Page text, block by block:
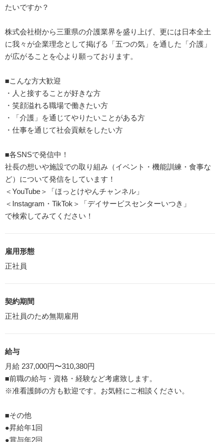
たいですか？
株式会社樹から三重県の介護業界を盛り上げ、更には日本全土
に我々が企業理念として掲げる「五つの気」を通した「介護」
が広がることを心より願っております。
■こんな方大歓迎
・人と接することが好きな方
・笑顔溢れる職場で働きたい方
・「介護」を通じてやりたいことがある方
・仕事を通じて社会貢献をしたい方
■各SNSで発信中！
社長の想いや施設での取り組み（イベント・機能訓練・食事な
ど）について発信をしています！
＜YouTube＞「ほっとけやんチャンネル」
＜Instagram・TikTok＞「デイサービスセンターいつき」
で検索してみてください！
雇用形態
正社員
契約期間
正社員のため無期雇用
給与
月給 237,000円〜310,380円
■前職の給与・資格・経験など考慮致します。
※准看護師の方も歓迎です。お気軽にご相談ください。
■その他
●昇給年1回
●賞与年2回